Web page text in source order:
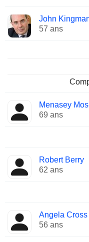
John
57 ans
Menasey
69 ans
Robert Berry
62 ans
Angela Cross
56 ans